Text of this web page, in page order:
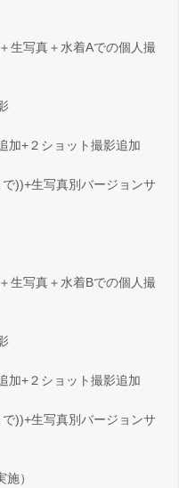
生写真＋水着Aでの個人撮
加+２ショット撮影追加
))+生写真別バージョンサ
生写真＋水着Bでの個人撮
加+２ショット撮影追加
))+生写真別バージョンサ
）